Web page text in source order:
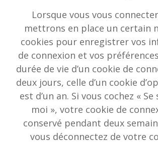
Lorsque vous vous
mettrons en place un certain
cookies pour enregistrer vos
de connexion et vos préférences
durée de vie d’un cookie de
deux jours, celle d’un cookie
est d’un an. Si vous cochez «
moi », votre cookie de
conservé pendant deux
vous déconnectez de votre